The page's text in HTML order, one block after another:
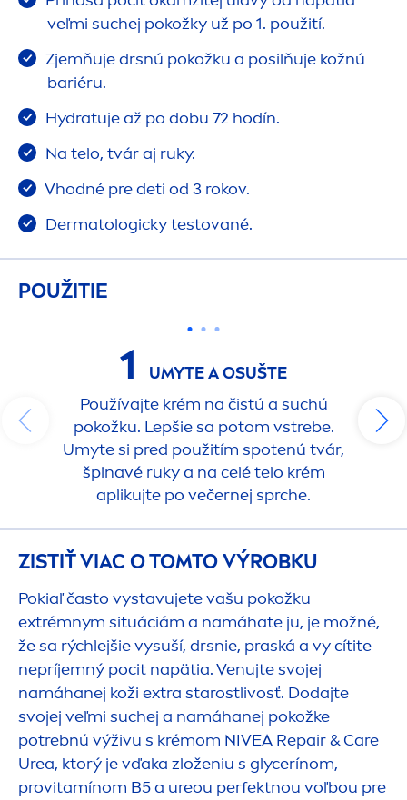
veľmi suchej pokožky už po 1. použití.
Zjemňuje drsnú pokožku a posilňuje kožnú
bariéru.
Hydratuje až po dobu 72 hodín.
Na telo, tvár aj ruky.
Vhodné pre deti od 3 rokov.
Dermatologicky testované.
POUŽITIE
1
UMYTE A OSUŠTE
Používajte krém na čistú a suchú
pokožku. Lepšie sa potom vstrebe.
Umyte si pred použitím spotenú tvár,
špinavé ruky a na celé telo krém
aplikujte po večernej sprche.
ZISTIŤ VIAC O TOMTO VÝROBKU
Pokiaľ často vystavujete vašu pokožku
extrémnym situáciám a namáhate ju, je možné,
že sa rýchlejšie vysuší, drsnie, praská a vy cítite
nepríjemný pocit napätia. Venujte svojej
namáhanej koži extra starostlivosť. Dodajte
svojej veľmi suchej a namáhanej pokožke
potrebnú výživu s krémom NIVEA Repair&Care
Urea, ktorý je vďaka zloženiu s glycerínom,
provitamínom B5 a ureou perfektnou voľbou pre